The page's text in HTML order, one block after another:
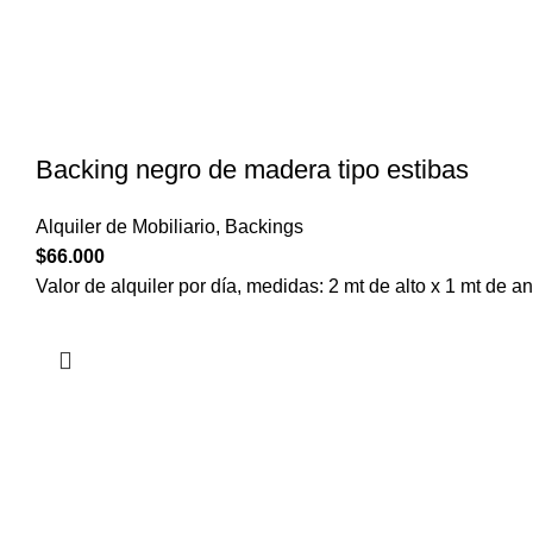
Backing negro de madera tipo estibas
Alquiler de Mobiliario, Backings
$66.000
Valor de alquiler por día, medidas: 2 mt de alto x 1 mt de